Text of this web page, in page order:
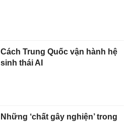
Cách Trung Quốc vận hành hệ
sinh thái AI
Những ‘chất gây nghiện’ trong